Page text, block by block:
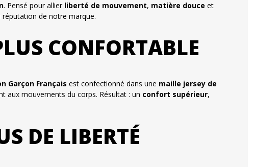
. Pensé pour allier liberté de mouvement, matière douce et
réputation de notre marque.
CONFORTABLE
Garçon Français est confectionné dans une maille jersey de
aux mouvements du corps. Résultat : un confort supérieur,
DE LIBERTÉ